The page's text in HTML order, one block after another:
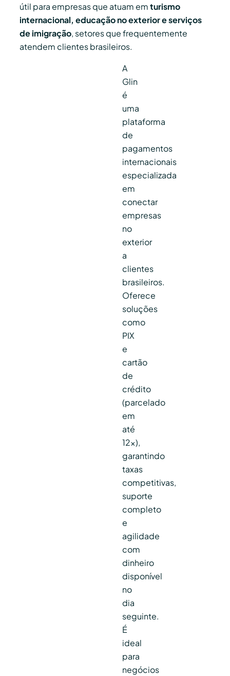
útil para empresas que atuam emturismo
internacional, educação no exterior e serviços
de imigração, setores que frequentemente
atendem clientes brasileiros.
A
Glin
é
uma
plataforma
de
pagamentos
internacionais
especializada
em
conectar
empresas
no
exterior
a
clientes
brasileiros.
Oferece
soluções
como
PIX
e
cartão
de
crédito
(parcelado
em
até
12x),
garantindo
taxas
competitivas,
suporte
completo
e
agilidade
com
dinheiro
disponível
no
dia
seguinte.
É
ideal
para
negócios